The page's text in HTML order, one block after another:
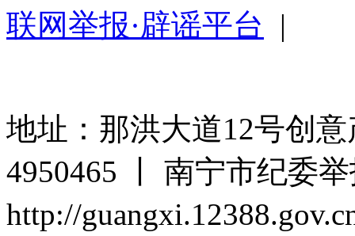
联网举报·辟谣平台 |
地址：那洪大道12号创
4950465 丨 南宁市纪委
http://